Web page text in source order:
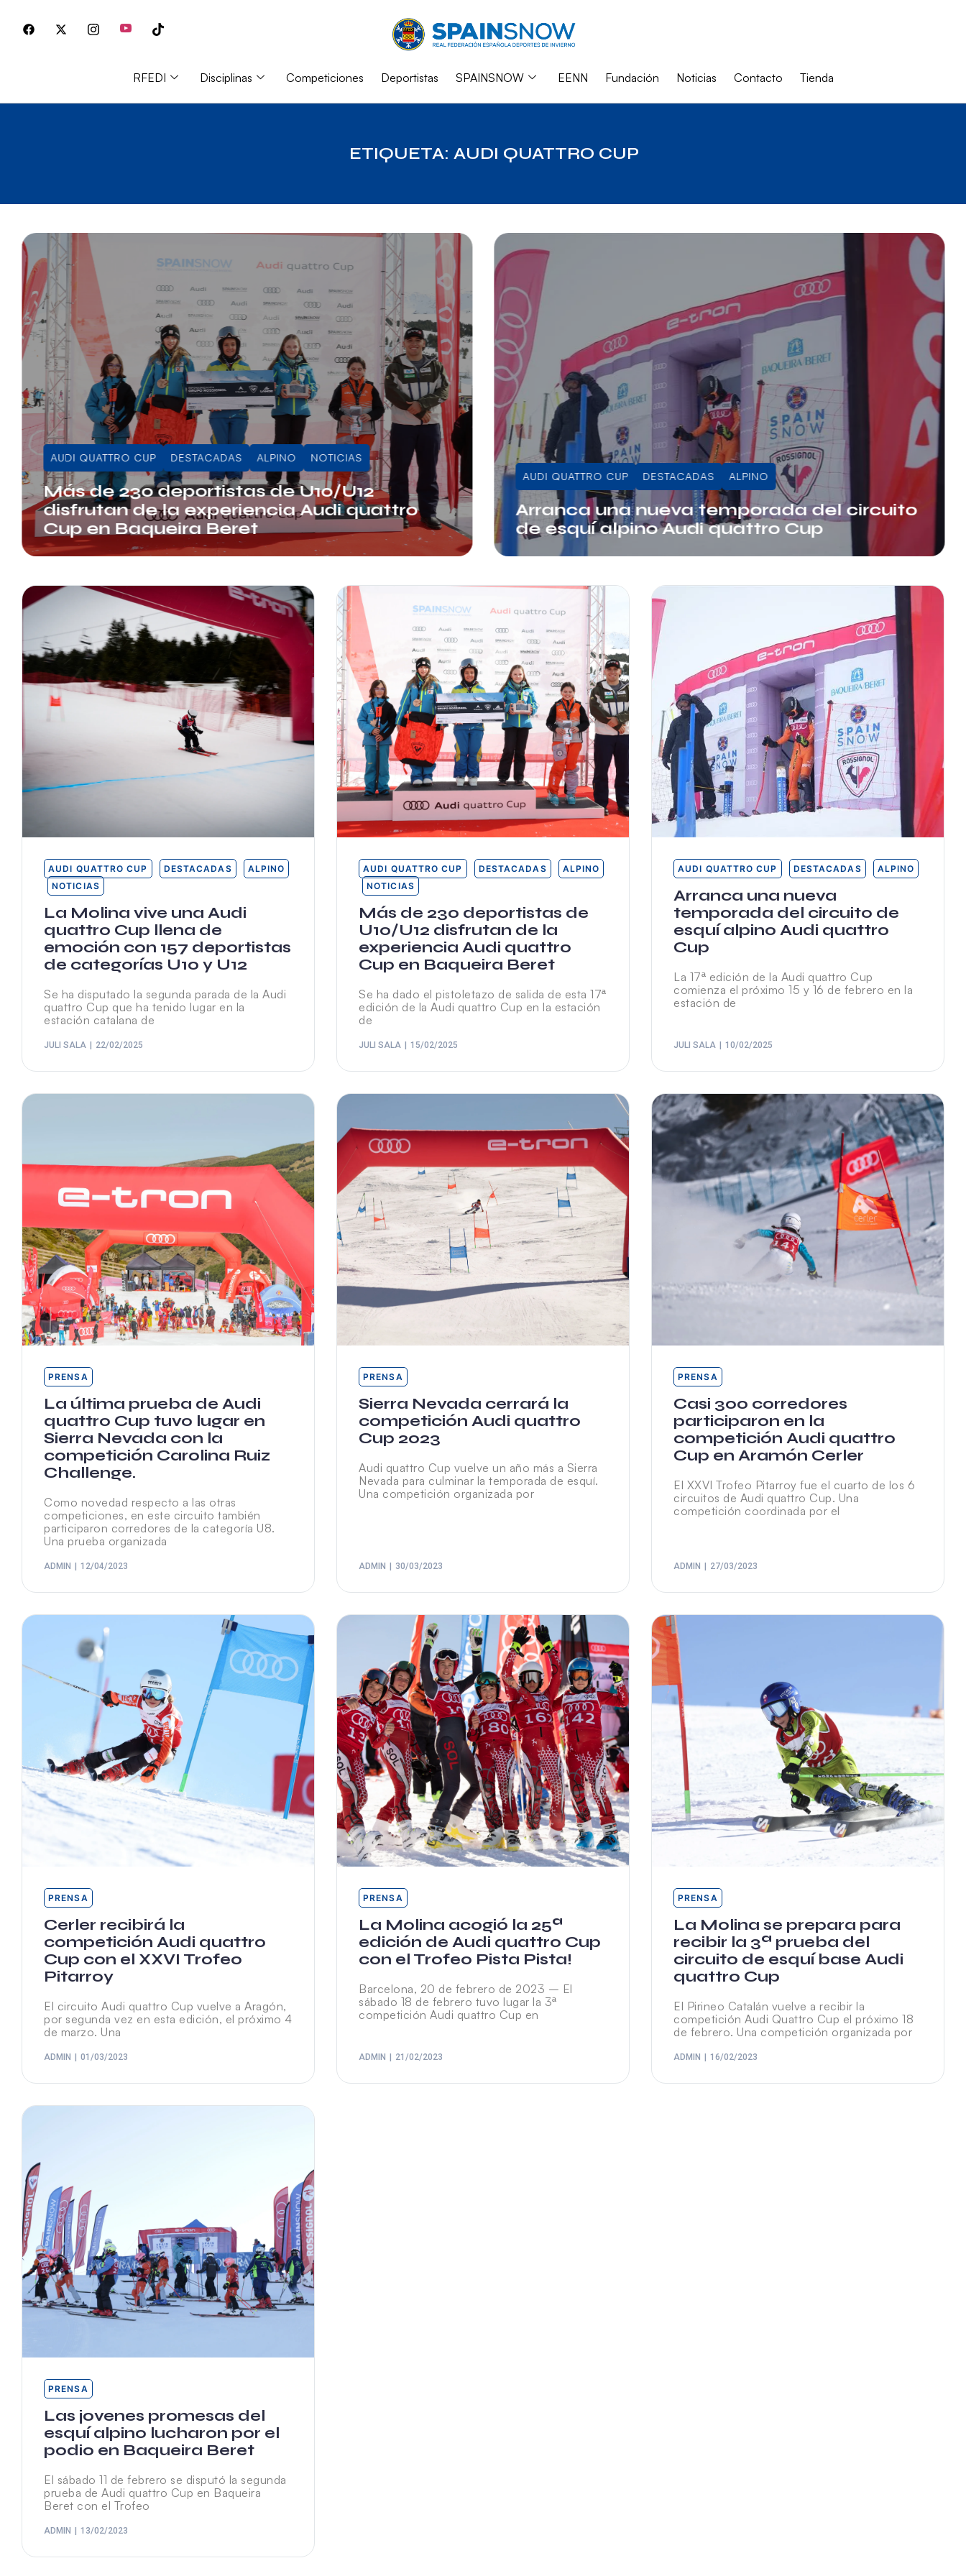
RFEDI Disciplinas Competiciones Deportistas SPAINSNOW EENN Fundación Noticias Contacto Tienda
ETIQUETA: AUDI QUATTRO CUP
AUDI QUATTRO CUP DESTACADAS ALPINO NOTICIAS
Más de 230 deportistas de U10/U12
disfrutan de la experiencia Audi quattro
Cup en Baqueira Beret
Juli Sala
AUDI QUATTRO CUP DESTACADAS ALPINO
Arranca una nueva temporada del circuito
de esquí alpino Audi quattro Cup
Juli Sala
AUDI QUATTRO CUP DESTACADAS
ALPINO
NOTICIAS
La Molina vive una Audi
quattro Cup llena de
emoción con 157 deportistas
de categorías U10 y U12
Se ha disputado la segunda parada de la Audi
quattro Cup que ha tenido lugar en la
estación catalana de
JULI SALA 22/02/2025
AUDI QUATTRO CUP DESTACADAS
ALPINO
NOTICIAS
Más de 230 deportistas de
U10/U12 disfrutan de la
experiencia Audi quattro
Cup en Baqueira Beret
Se ha dado el pistoletazo de salida de esta 17ª
edición de la Audi quattro Cup en la estación
de
JULI SALA 15/02/2025
AUDI QUATTRO CUP DESTACADAS ALPINO
Arranca una nueva
temporada del circuito de
esquí alpino Audi quattro
Cup
La 17ª edición de la Audi quattro Cup
comienza el próximo 15 y 16 de febrero en la
estación de
JULI SALA 10/02/2025
PRENSA
La última prueba de Audi
quattro Cup tuvo lugar en
Sierra Nevada con la
competición Carolina Ruiz
Challenge.
Como novedad respecto a las otras
competiciones, en este circuito también
participaron corredores de la categoría U8.
Una prueba organizada
ADMIN 12/04/2023
PRENSA
Sierra Nevada cerrará la
competición Audi quattro
Cup 2023
Audi quattro Cup vuelve un año más a Sierra
Nevada para culminar la temporada de esquí.
Una competición organizada por
ADMIN 30/03/2023
PRENSA
Casi 300 corredores
participaron en la
competición Audi quattro
Cup en Aramón Cerler
El XXVI Trofeo Pitarroy fue el cuarto de los 6
circuitos de Audi quattro Cup. Una
competición coordinada por el
ADMIN 27/03/2023
PRENSA
Cerler recibirá la
competición Audi quattro
Cup con el XXVI Trofeo
Pitarroy
El circuito Audi quattro Cup vuelve a Aragón,
por segunda vez en esta edición, el próximo 4
de marzo. Una
ADMIN 01/03/2023
PRENSA
La Molina acogió la 25ª
edición de Audi quattro Cup
con el Trofeo Pista Pista!
Barcelona, 20 de febrero de 2023 – El
sábado 18 de febrero tuvo lugar la 3ª
competición Audi quattro Cup en
ADMIN 21/02/2023
PRENSA
La Molina se prepara para
recibir la 3ª prueba del
circuito de esquí base Audi
quattro Cup
El Pirineo Catalán vuelve a recibir la
competición Audi Quattro Cup el próximo 18
de febrero. Una competición organizada por
ADMIN 16/02/2023
PRENSA
Las jovenes promesas del
esquí alpino lucharon por el
podio en Baqueira Beret
El sábado 11 de febrero se disputó la segunda
prueba de Audi quattro Cup en Baqueira
Beret con el Trofeo
ADMIN 13/02/2023